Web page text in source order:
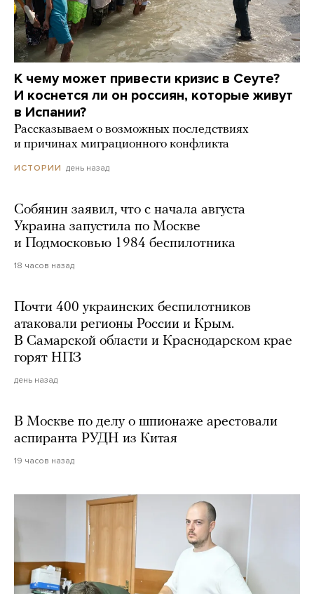
К чему может привести кризис в Сеуте?
И коснется ли он россиян, которые живут
в Испании?
Рассказываем о возможных последствиях
и причинах миграционного конфликта
ИСТОРИИ день назад
Собянин заявил, что с начала августа
Украина запустила по Москве
и Подмосковью 1984 беспилотника
18 часов назад
Почти 400 украинских беспилотников
атаковали регионы России и Крым.
В Самарской области и Краснодарском крае
горят НПЗ
день назад
В Москве по делу о шпионаже арестовали
аспиранта РУДН из Китая
19 часов назад